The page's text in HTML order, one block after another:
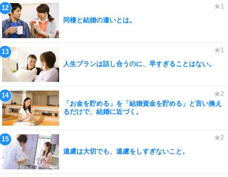
同棲と結婚の違いとは。
人生プランは話し合うのに、早すぎることはない。
「お金を貯める」を「結婚資金を貯める」と言い換え
るだけで、結婚に近づく。
遠慮は大切でも、遠慮をしすぎないこと。